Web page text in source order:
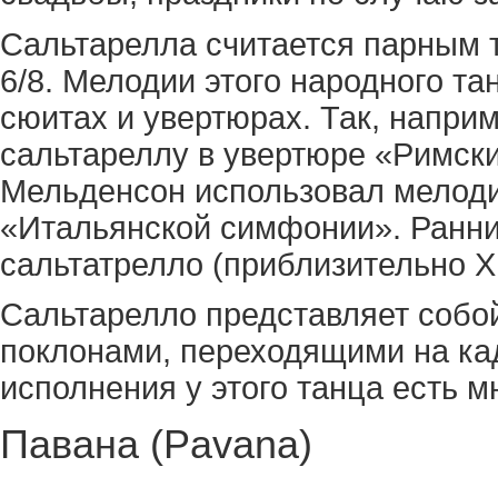
Сальтарелла считается парным
6/8. Мелодии этого народного
сюитах и увертюрах. Так,
сальтареллу в увертюре
Мельденсон использовал
«Итальянской симфонии».
сальтатрелло (приблизительно
Сальтарелло представляет
поклонами, переходящими на
исполнения у этого танца есть
Павана (Pavana)